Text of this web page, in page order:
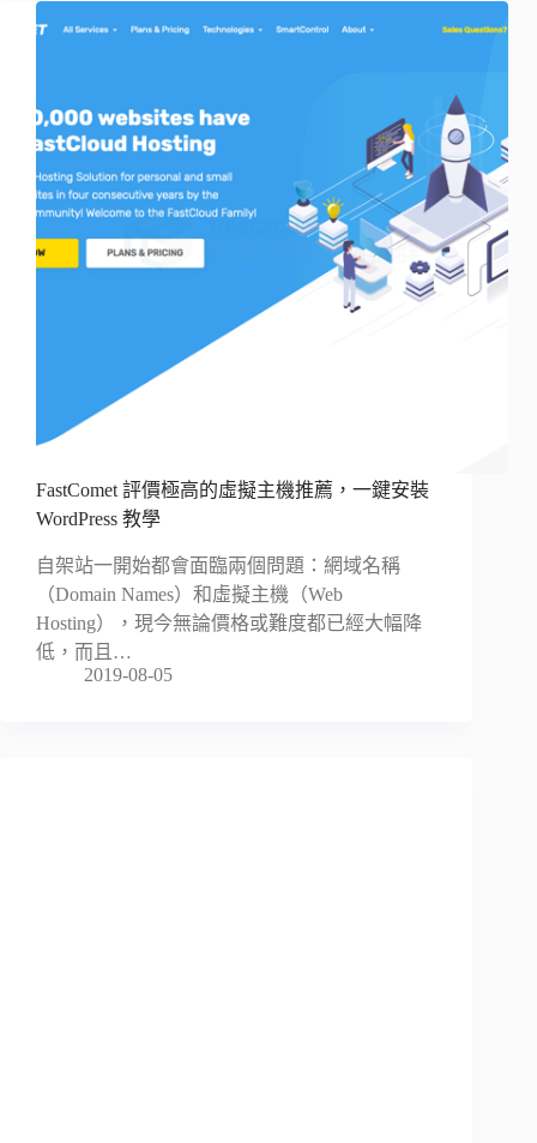
FastComet 評價極高的虛擬主機推薦，一鍵安裝
WordPress 教學
自架站一開始都會面臨兩個問題：網域名稱
（Domain Names）和虛擬主機（Web
Hosting），現今無論價格或難度都已經大幅降
低，而且…
2019-08-05